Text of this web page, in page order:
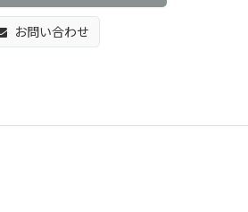
お問い合わせ